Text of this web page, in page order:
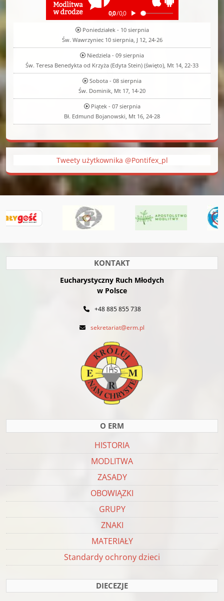
Poniedziałek - 10 sierpnia
Św. Wawrzyniec 10 sierpnia, J 12, 24-26
Niedziela - 09 sierpnia
Św. Teresa Benedykta od Krzyża (Edyta Stein) (święto), Mt 14, 22-33
Sobota - 08 sierpnia
Św. Dominik, Mt 17, 14-20
Piątek - 07 sierpnia
Bł. Edmund Bojanowski, Mt 16, 24-28
Tweety użytkownika @Pontifex_pl
KONTAKT
Eucharystyczny Ruch Młodych
w Polsce
+48 885 855 738
sekretariat@erm.pl
O ERM
HISTORIA
MODLITWA
ZASADY
OBOWIĄZKI
GRUPY
ZNAKI
MATERIAŁY
Standardy ochrony dzieci
DIECEZJE